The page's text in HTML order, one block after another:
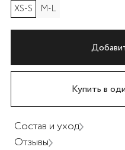
XS-S
M-L
Купить в
Состав и уход
Отзывы